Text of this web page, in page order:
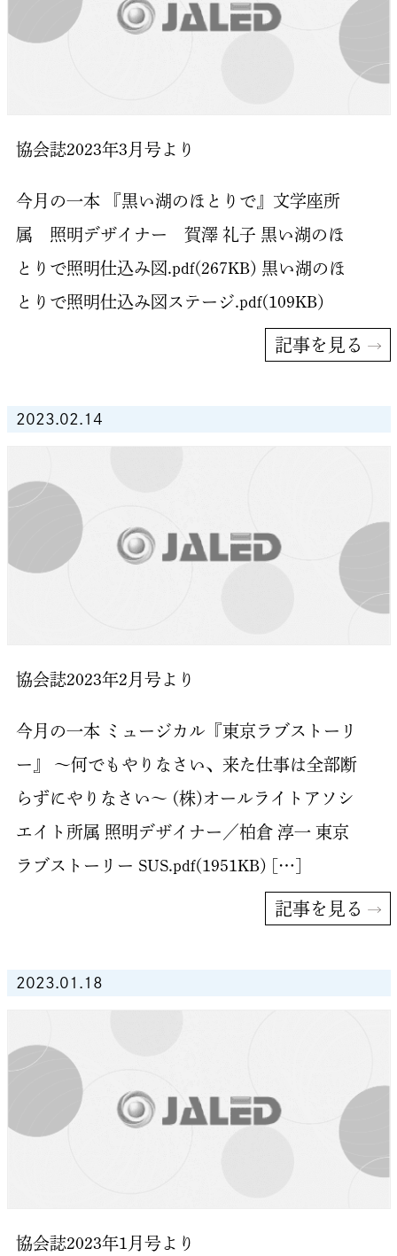
協会誌2023年3月号より
今月の一本 『黒い湖のほとりで』文学座所
属 照明デザイナー 賀澤 礼子 黒い湖のほ
とりで照明仕込み図.pdf(267KB) 黒い湖のほ
とりで照明仕込み図ステージ.pdf(109KB)
記事を見る
2023.02.14
協会誌2023年2月号より
今月の一本 ミュージカル『東京ラブストーリ
ー』 〜何でもやりなさい、来た仕事は全部断
らずにやりなさい〜 (株)オールライトアソシ
エイト所属 照明デザイナー／柏倉 淳一 東京
ラブストーリー SUS.pdf(1951KB) […]
記事を見る
2023.01.18
協会誌2023年1月号より